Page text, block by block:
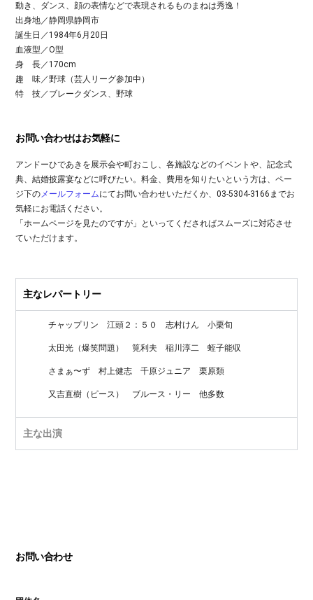
動き、ダンス、顔の表情などで表現されるものまねは秀逸！
出身地／静岡県静岡市
誕生日／1984年6月20日
血液型／O型
身 長／170cm
趣 味／野球（芸人リーグ参加中）
特 技／ブレークダンス、野球
お問い合わせはお気軽に
アンドーひであきを展示会や町おこし、各施設などのイベントや、記念式
典、結婚披露宴などに呼びたい。料金、費用を知りたいという方は、ペー
ジ下のメールフォームにてお問い合わせいただくか、03-5304-3166までお
気軽にお電話ください。
「ホームページを見たのですが」といってくださればスムーズに対応させ
ていただけます。
主なレパートリー
チャップリン 江頭２：５０ 志村けん 小栗旬
太田光（爆笑問題） 筧利夫 稲川淳二 蛭子能収
さまぁ〜ず 村上健志 千原ジュニア 栗原類
又吉直樹（ピース） ブルース・リー 他多数
主な出演
お問い合わせ